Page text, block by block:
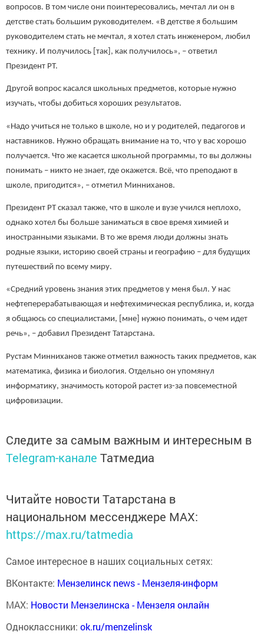
вопросов. В том числе они поинтересовались, мечтал ли он в
детстве стать большим руководителем. «В детстве я большим
руководителем стать не мечтал, я хотел стать инженером, любил
технику. И получилось [так], как получилось», – ответил
Президент РТ.
Другой вопрос касался школьных предметов, которые нужно
изучать, чтобы добиться хороших результатов.
«Надо учиться не только в школе, но и у родителей, педагогов и
наставников. Нужно обращать внимание на то, что у вас хорошо
получается. Что же касается школьной программы, то вы должны
понимать – никто не знает, где окажется. Всё, что преподают в
школе, пригодится», – отметил Минниханов.
Президент РТ сказал также, что в школе и вузе учился неплохо,
однако хотел бы больше заниматься в свое время химией и
иностранными языками. В то же время люди должны знать
родные языки, историю своей страны и географию – для будущих
путешествий по всему миру.
«Средний уровень знания этих предметов у меня был. У нас
нефтеперерабатывающая и нефтехимическая республика, и, когда
я общаюсь со специалистами, [мне] нужно понимать, о чем идет
речь», – добавил Президент Татарстана.
Рустам Минниханов также отметил важность таких предметов, как
математика, физика и биология. Отдельно он упомянул
информатику, значимость которой растет из-за повсеместной
цифровизации.
Следите за самым важным и интересным в
Telegram-канале Татмедиа
Читайте новости Татарстана в
национальном мессенджере MАХ:
https://max.ru/tatmedia
Самое интересное в наших социальных сетях:
ВКонтакте: Мензелинск news - Мензеля-информ
MAX: Новости Мензелинска - Мензеля онлайн
Одноклассники: ok.ru/menzelinsk